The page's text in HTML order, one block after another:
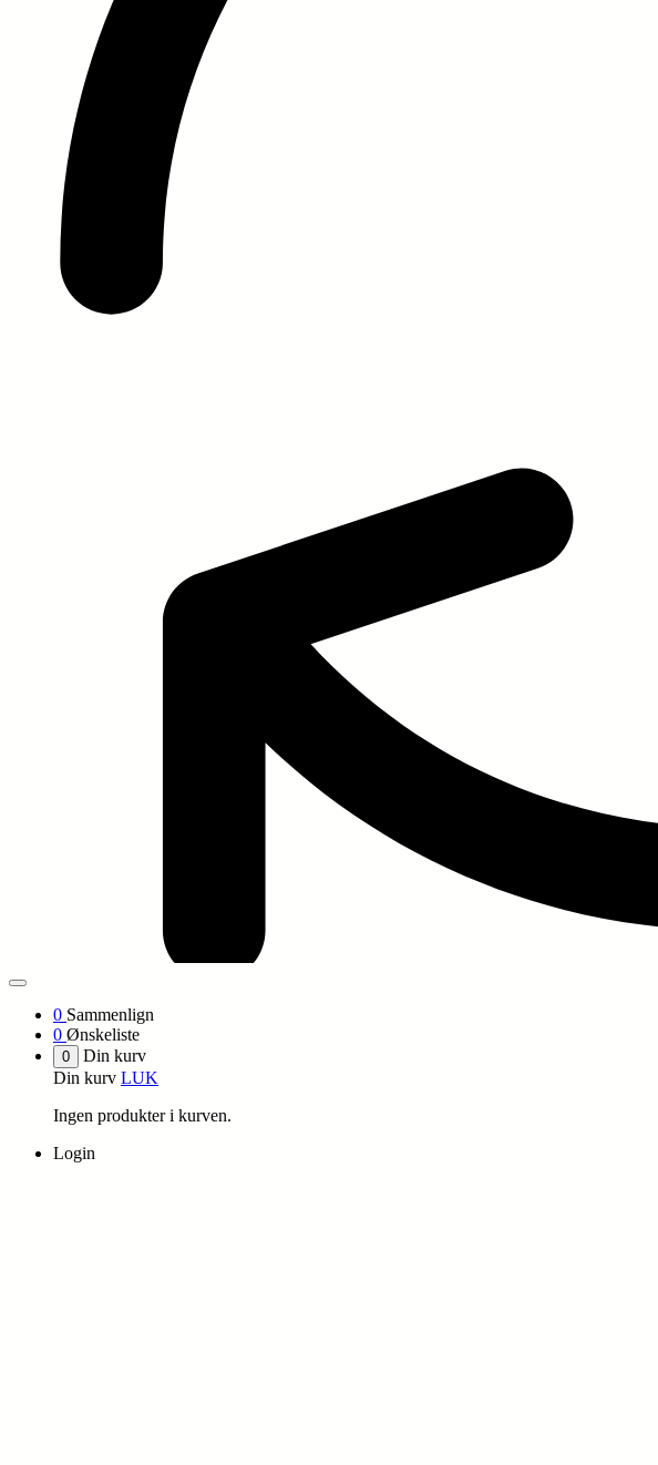
0 Sammenlign
0 Ønskeliste
0
Din kurv
Din kurv LUK
Ingen produkter i kurven.
Login